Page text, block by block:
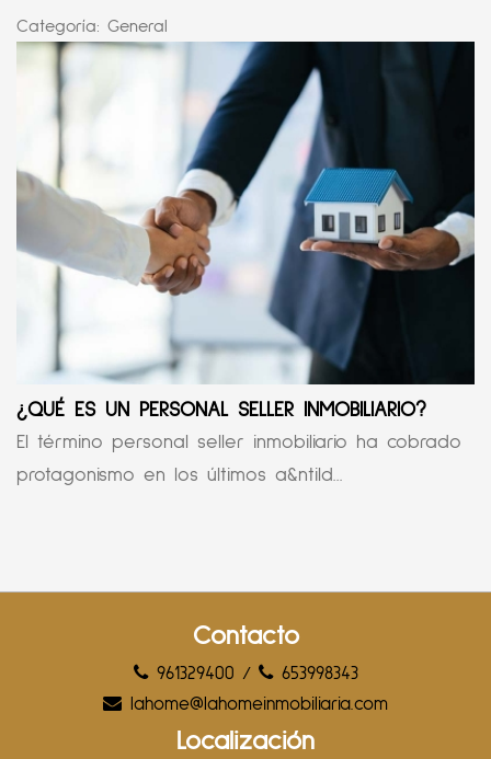
Categoría: General
¿QUÉ ES UN PERSONAL SELLER INMOBILIARIO?
El término personal seller inmobiliario ha cobrado
protagonismo en los últimos a&ntild...
Contacto
961329400 /
653998343
lahome@lahomeinmobiliaria.com
Localización